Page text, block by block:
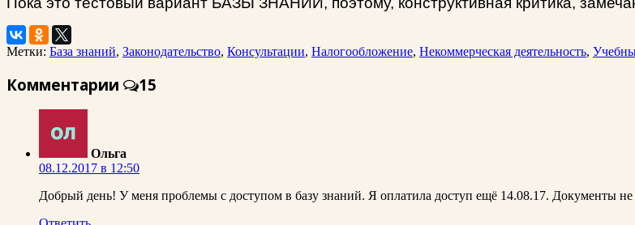
Метки: База знаний, Законодательство, Консультации, Налогообложение, Некоммерческая деятельность,
Комментарии 15
Ольга
08.12.2017 в 12:50
Добрый день! У меня проблемы с доступом в базу знаний. Я оплатила доступ ещё 14.08.17. Документы